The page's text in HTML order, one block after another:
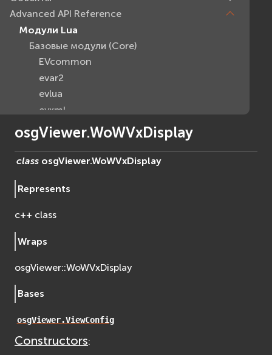
Advanced API Reference
Модули Lua
Базовые модули (Core)
EVcommon
evar2
evlua
evxml
Граф Сцены (Scene Graph)
EVosgAV
EVosgGA
EVosgText
EVosgViewer
osgDB
osgGA
osgViewer.WoWVxDisplay
class osgViewer.WoWVxDisplay
Represents
c++ class
Wraps
osgViewer::WoWVxDisplay
Bases
osgViewer.ViewConfig
Constructors: